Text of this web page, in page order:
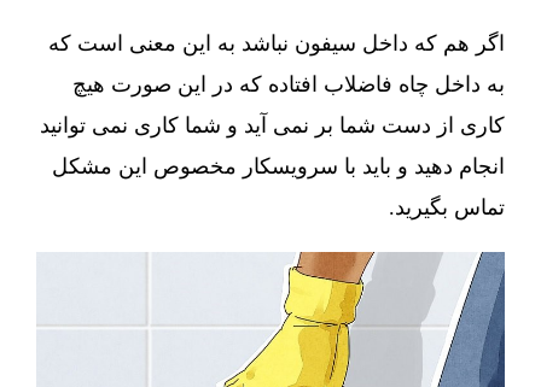
اگر هم که داخل سیفون نباشد به این معنی است که
به داخل چاه فاضلاب افتاده که در این صورت هیچ
کاری از دست شما بر نمی آید و شما کاری نمی توانید
انجام دهید و باید با سرویسکار مخصوص این مشکل
تماس بگیرید.